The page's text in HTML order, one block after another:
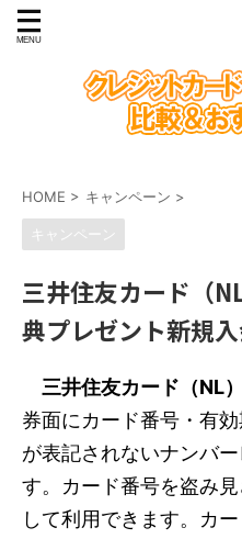
HOME > キャンペーン >
キャンペーン
三井住友カード（
典プレゼント新規
三井住友カード（NL）
券面にカード番号・有
が表記されないナンバ
す。カード番号を盗み
して利用できます。カ